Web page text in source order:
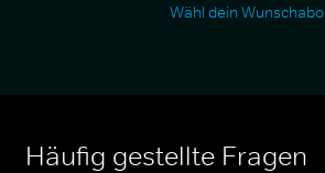
Wähl dein Wunschabo
Häufig gestellte Fragen